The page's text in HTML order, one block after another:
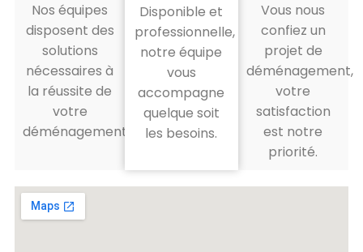
Nos équipes
disposent des
solutions
nécessaires à
la réussite de
votre
déménagement.
Disponible et
professionnelle,
notre équipe
vous
accompagne
quelque soit
les besoins.
Vous nous
confiez un
projet de
déménagement,
votre
satisfaction
est notre
priorité.